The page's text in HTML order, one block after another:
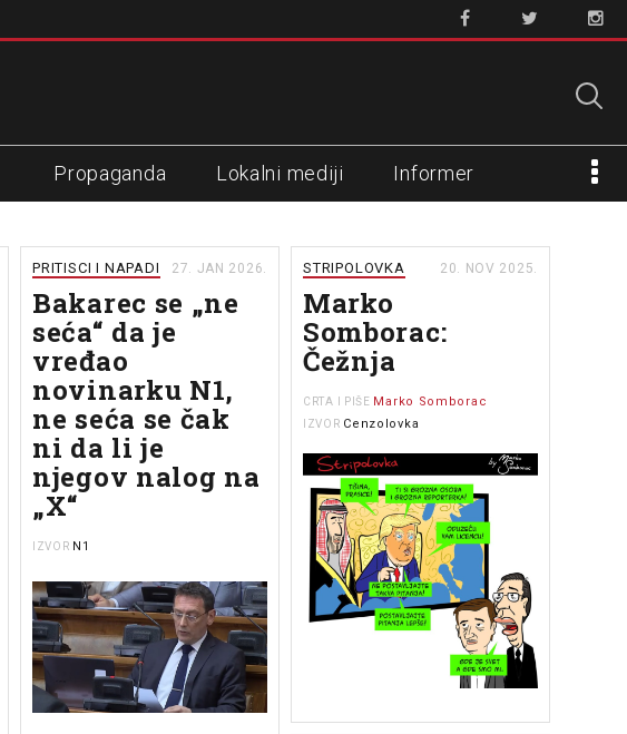
Propaganda Lokalni mediji Informer
PRITISCI I NAPADI 27. JAN 2026.
Bakarec se „ne
seća“ da je
vređao
novinarku N1,
ne seća se čak
ni da li je
njegov nalog na
„X“
IZVOR N1
STRIPOLOVKA 20. NOV 2025.
Marko
Somborac:
Čežnja
CRTA I PIŠE Marko Somborac
IZVOR Cenzolovka